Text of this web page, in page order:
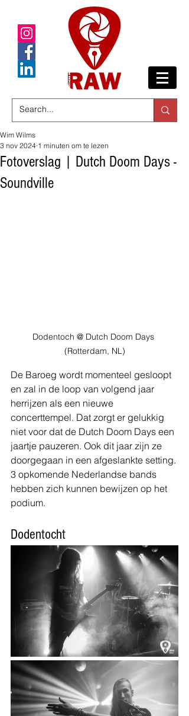
Fotoverslag | Dutch Doom Days -
Soundville
Wim Wilms
3 nov 2024 1 minuten om te lezen
Dodentoch @ Dutch Doom Days
(Rotterdam, NL)
De Baroeg wordt momenteel gesloopt
en zal in de loop van volgend jaar
herrijzen als een nieuwe
concerttempel. Dat zorgt er gelukkig
niet voor dat de Dutch Doom Days een
jaartje pauzeren. Ook dit jaar zijn ze
doorgegaan in een afgeslankte setting.
3 opkomende Nederlandse bands
hebben zich kunnen bewijzen op het
podium.
Dodentocht